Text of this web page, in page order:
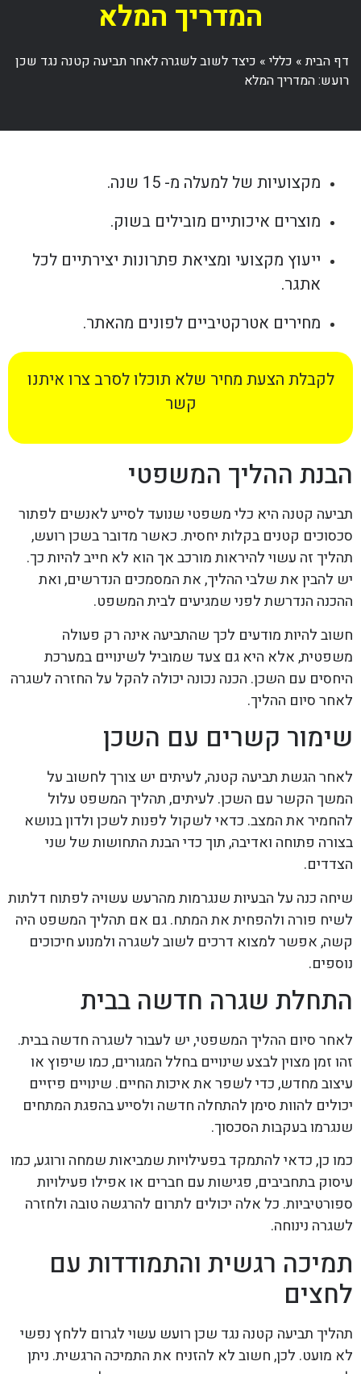
המדריך המלא
דף הבית» כללי» כיצד לשוב לשגרה לאחר תביעה קטנה נגד שכן
רועש: המדריך המלא
מקצועיות של למעלה מ- 15 שנה.
מוצרים איכותיים מובילים בשוק.
ייעוץ מקצועי ומציאת פתרונות יצירתיים לכל
אתגר.
מחירים אטרקטיביים לפונים מהאתר.
לקבלת הצעת מחיר שלא תוכלו לסרב צרו איתנו
קשר
הבנת ההליך המשפטי
תביעה קטנה היא כלי משפטי שנועד לסייע לאנשים לפתור
סכסוכים קטנים בקלות יחסית. כאשר מדובר בשכן רועש,
תהליך זה עשוי להיראות מורכב אך הוא לא חייב להיות כך.
יש להבין את שלבי ההליך, את המסמכים הנדרשים, ואת
ההכנה הנדרשת לפני שמגיעים לבית המשפט.
חשוב להיות מודעים לכך שהתביעה אינה רק פעולה
משפטית, אלא היא גם צעד שמוביל לשינויים במערכת
היחסים עם השכן. הכנה נכונה יכולה להקל על החזרה לשגרה
לאחר סיום ההליך.
שימור קשרים עם השכן
לאחר הגשת תביעה קטנה, לעיתים יש צורך לחשוב על
המשך הקשר עם השכן. לעיתים, תהליך המשפט עלול
להחמיר את המצב. כדאי לשקול לפנות לשכן ולדון בנושא
בצורה פתוחה ואדיבה, תוך כדי הבנת התחושות של שני
הצדדים.
שיחה כנה על הבעיות שנגרמות מהרעש עשויה לפתוח דלתות
לשיח פורה ולהפחית את המתח. גם אם תהליך המשפט היה
קשה, אפשר למצוא דרכים לשוב לשגרה ולמנוע חיכוכים
נוספים.
התחלת שגרה חדשה בבית
לאחר סיום ההליך המשפטי, יש לעבור לשגרה חדשה בבית.
זהו זמן מצוין לבצע שינויים בחלל המגורים, כמו שיפוץ או
עיצוב מחדש, כדי לשפר את איכות החיים. שינויים פיזיים
יכולים להוות סימן להתחלה חדשה ולסייע בהפגת המתחים
שנגרמו בעקבות הסכסוך.
כמו כן, כדאי להתמקד בפעילויות שמביאות שמחה ורוגע, כמו
עיסוק בתחביבים, פגישות עם חברים או אפילו פעילויות
ספורטיביות. כל אלה יכולים לתרום להרגשה טובה ולחזרה
לשגרה נינוחה.
תמיכה רגשית והתמודדות עם
לחצים
תהליך תביעה קטנה נגד שכן רועש עשוי לגרום ללחץ נפשי
לא מועט. לכן, חשוב לא להזניח את התמיכה הרגשית. ניתן